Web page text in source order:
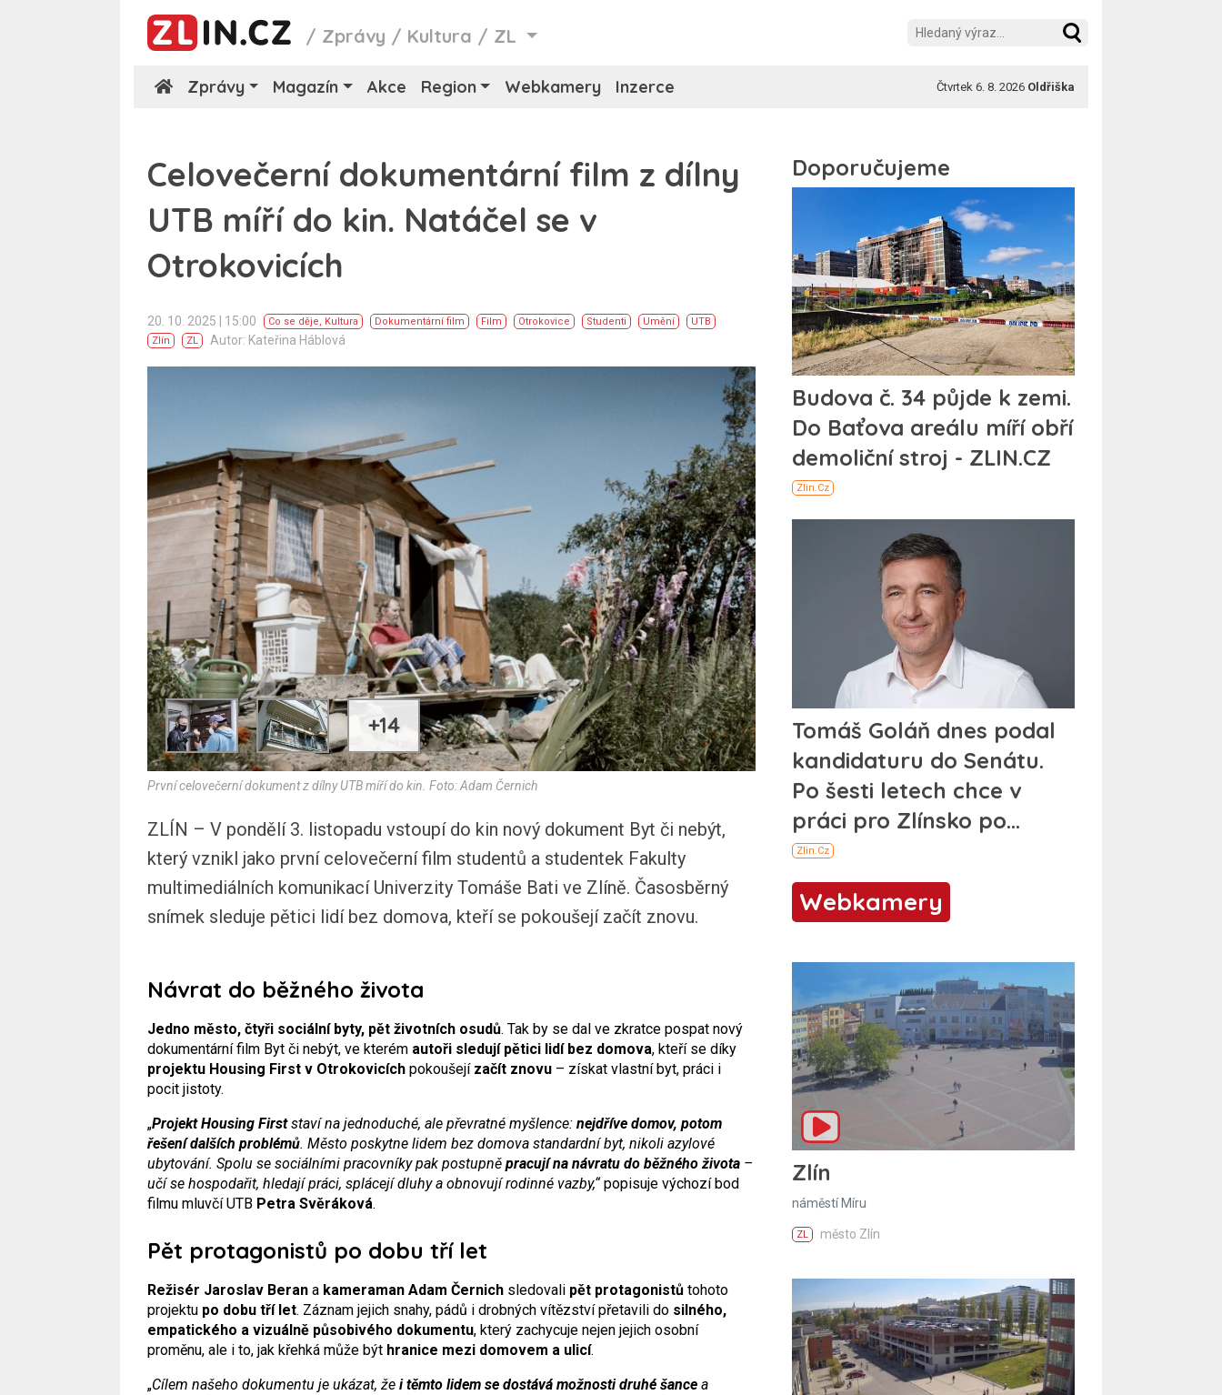
/ Zprávy / Kultura / ZL
Zprávy Magazín Akce Region Webkamery Inzerce Čtvrtek 6. 8. 2026 Oldřiška
Celovečerní dokumentární film z dílny
UTB míří do kin. Natáčel se v
Otrokovicích
20. 10. 2025 | 15:00 Co se děje, Kultura Dokumentární film Film Otrokovice Studenti Umění
UTB
Zlín
ZL Autor: Kateřina Háblová
+14
První celovečerní dokument z dílny UTB míří do kin. Foto: Adam Černich
ZLÍN – V pondělí 3. listopadu vstoupí do kin nový dokument Byt či nebýt,
který vznikl jako první celovečerní film studentů a studentek Fakulty
multimediálních komunikací Univerzity Tomáše Bati ve Zlíně. Časosběrný
snímek sleduje pětici lidí bez domova, kteří se pokoušejí začít znovu.
Návrat do běžného života
Jedno město, čtyři sociální byty, pět životních osudů. Tak by se dal ve zkratce pospat nový
dokumentární film Byt či nebýt, ve kterém autoři sledují pětici lidí bez domova, kteří se díky
projektu Housing First v Otrokovicích pokoušejí začít znovu – získat vlastní byt, práci i
pocit jistoty.
„Projekt Housing Firststaví na jednoduché, ale převratné myšlence: nejdříve domov, potom
řešení dalších problémů. Město poskytne lidem bez domova standardní byt, nikoli azylové
ubytování. Spolu se sociálními pracovníky pak postupně pracují na návratu do běžného života –
učí se hospodařit, hledají práci, splácejí dluhy a obnovují rodinné vazby,“popisuje výchozí bod
filmu mluvčí UTB Petra Svěráková.
Pět protagonistů po dobu tří let
Režisér Jaroslav Beran a kameraman Adam Černich sledovali pět protagonistů tohoto
projektu po dobu tří let. Záznam jejich snahy, pádů i drobných vítězství přetavili do silného,
empatického a vizuálně působivého dokumentu, který zachycuje nejen jejich osobní
proměnu, ale i to, jak křehká může být hranice mezi domovem a ulicí.
„Cílem našeho dokumentu je ukázat, že i těmto lidem se dostává možnosti druhé šance a
Webkamery
Zlín
náměstí Míru
ZL město Zlín